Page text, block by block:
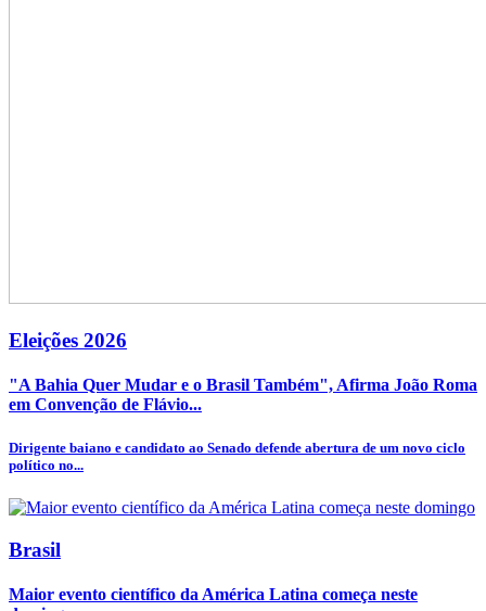
Eleições 2026
"A Bahia Quer Mudar e o Brasil Também", Afirma João Roma
em Convenção de Flávio...
Dirigente baiano e candidato ao Senado defende abertura de um novo ciclo
político no...
Brasil
Maior evento científico da América Latina começa neste